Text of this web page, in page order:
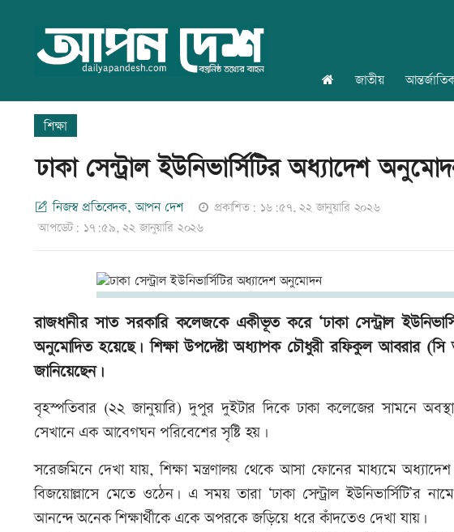
জাতীয়
শিক্ষা
ঢাকা সেন্ট্রাল ইউনিভার্সিটির অধ্যাদেশ
নিজস্ব প্রতিবেদক, আপন দেশ
প্রকাশিত: ১৬:৫৭, ২২ জানুয়ারি ২০২৬
আপডেট: ১৭:৫৯, ২২ জানুয়ারি ২০২৬
রাজধানীর সাত সরকারি কলেজকে একীভূত করে ‘ঢাকা সেন্ট্রাল
অনুমোদিত হয়েছে। শিক্ষা উপদেষ্টা অধ্যাপক চৌধুরী রফিকুল আবরার
জানিয়েছেন।
বৃহস্পতিবার (২২ জানুয়ারি) দুপুর দুইটার দিকে ঢাকা কলেজের সামনে
সেখানে এক আবেগঘন পরিবেশের সৃষ্টি হয়।
সরেজমিনে দেখা যায়, শিক্ষা মন্ত্রণালয় থেকে আসা ফোনের মাধ্যমে অধ্যাদেশ
বিজয়োল্লাসে মেতে ওঠেন। এ সময় তারা ‘ঢাকা সেন্ট্রাল ইউনিভার্সিটি’র
আনন্দে অনেক শিক্ষার্থীকে একে অপরকে জড়িয়ে ধরে কাঁদতেও দেখা যায়।